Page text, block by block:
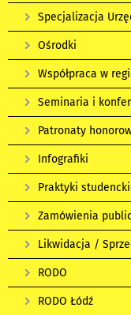
Specjalizacja
Ośrodki
Współpraca w
Seminaria i
Patronaty
Infografiki
Praktyki
Zamówienia
Likwidacja /
RODO
RODO Łódź